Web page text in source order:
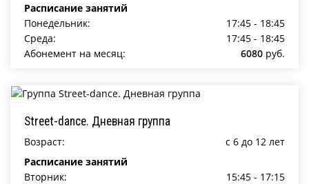
Расписание занятий
Понедельник:
17:45 - 18:45
Среда:
17:45 - 18:45
Абонемент на месяц:
6080 руб.
Street-dance. Дневная группа
Возраст:
c 6 до 12 лет
Расписание занятий
Вторник:
15:45 - 17:15